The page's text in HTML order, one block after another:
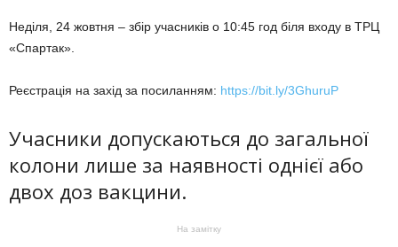
Неділя, 24 жовтня – збір учасників о 10:45 год біля входу в ТРЦ
«Спартак».
Реєстрація на захід за посиланням: https://bit.ly/3GhuruP
Учасники допускаються до загальної
колони лише за наявності однієї або
двох доз вакцини.
На замітку